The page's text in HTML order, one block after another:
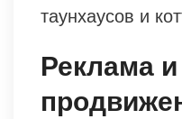
таунхаусов и
Реклама и